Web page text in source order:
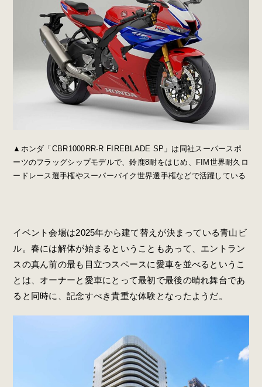
▲ホンダ「CBR1000RR-R FIREBLADE SP」は同社スーパースポ
ーツのフラッグシップモデルで、鈴鹿8耐をはじめ、FIM世界耐久ロ
ードレース選手権やスーパーバイク世界選手権などで活躍している
イベント会場は2025年から建て替えが決まっている青山ビ
ル。 春には解体が始まるということもあって、エントラン
スの真ん前の最も目立つスペースに愛車を並べるというこ
とは、オーナーと愛車にとって最初で最後の晴れ舞台であ
ると同時に、記念すべき貴重な体験となったようだ。